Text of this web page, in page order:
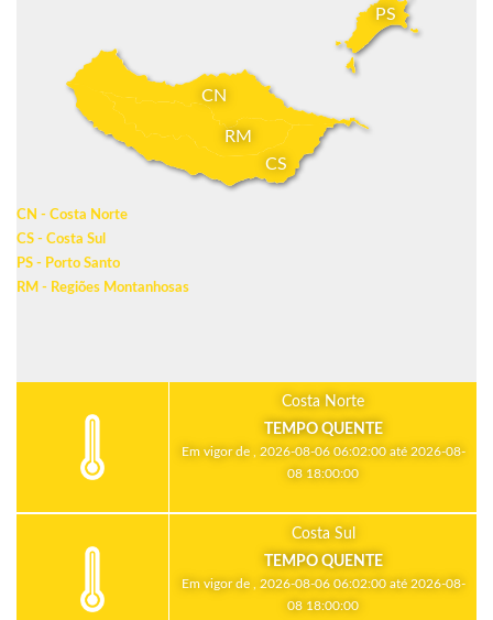
CN
CS
PS
RM
CN - Costa Norte
CS - Costa Sul
PS - Porto Santo
RM - Regiões Montanhosas
Costa Norte
TEMPO QUENTE
Em vigor de , 2026-08-06 06:02:00 até 2026-08-
08 18:00:00
Costa Sul
TEMPO QUENTE
Em vigor de , 2026-08-06 06:02:00 até 2026-08-
08 18:00:00